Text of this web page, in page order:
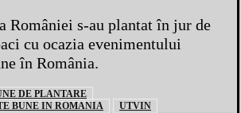
României s-au plantat în jur de
cu ocazia evenimentului
în România.
DE PLANTARE
BUNE IN ROMANIA
UTVIN